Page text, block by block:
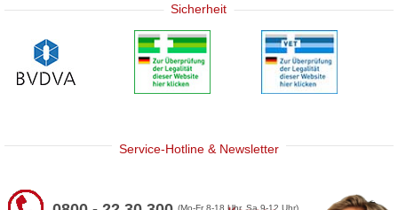
Sicherheit
Service-Hotline & Newsletter
(Mo-Fr 8-18 Uhr, Sa 9-12 Uhr)